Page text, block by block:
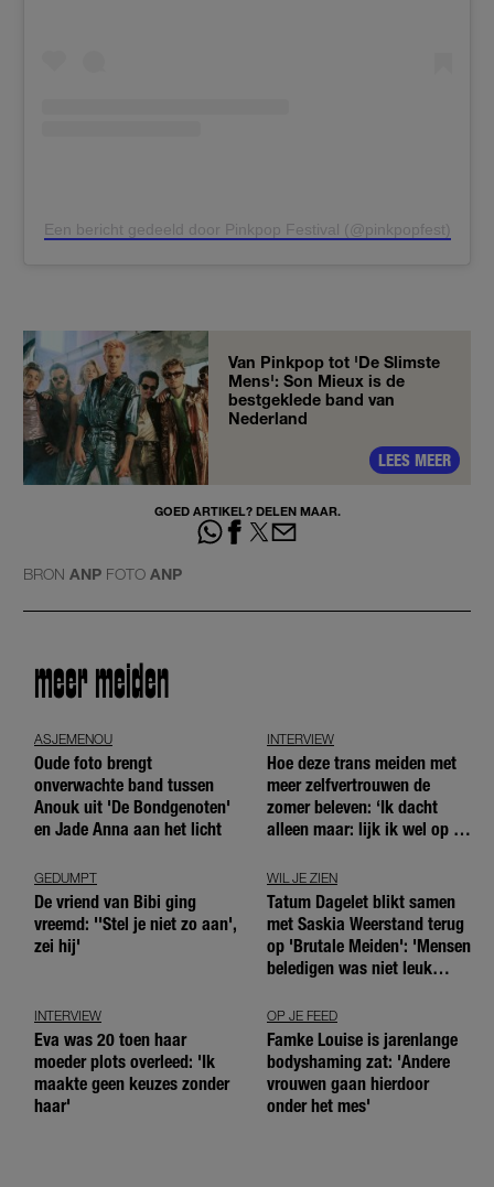
Een bericht gedeeld door Pinkpop Festival (@pinkpopfest)
Van Pinkpop tot 'De Slimste
Mens': Son Mieux is de
bestgeklede band van
Nederland
LEES MEER
GOED ARTIKEL? DELEN MAAR.
BRON ANP FOTO ANP
meer meiden
ASJEMENOU
Oude foto brengt
onverwachte band tussen
Anouk uit 'De Bondgenoten'
en Jade Anna aan het licht
INTERVIEW
Hoe deze trans meiden met
meer zelfvertrouwen de
zomer beleven: ‘Ik dacht
alleen maar: lijk ik wel op de
GEDUMPT
De vriend van Bibi ging
vreemd: ''Stel je niet zo aan',
zei hij'
WIL JE ZIEN
Tatum Dagelet blikt samen
met Saskia Weerstand terug
op 'Brutale Meiden': 'Mensen
beledigen was niet leuk
INTERVIEW
Eva was 20 toen haar
moeder plots overleed: 'Ik
maakte geen keuzes zonder
haar'
OP JE FEED
Famke Louise is jarenlange
bodyshaming zat: 'Andere
vrouwen gaan hierdoor
onder het mes'